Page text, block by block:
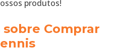
produtos!
sobre Comprar